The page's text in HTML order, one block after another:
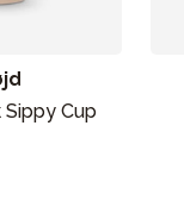
Cup